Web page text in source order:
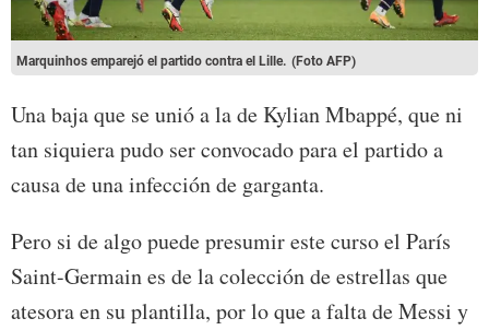
Marquinhos emparejó el partido contra el Lille. (Foto AFP)
Una baja que se unió a la de Kylian Mbappé, que ni
tan siquiera pudo ser convocado para el partido a
causa de una infección de garganta.
Pero si de algo puede presumir este curso el París
Saint-Germain es de la colección de estrellas que
atesora en su plantilla, por lo que a falta de Messi y